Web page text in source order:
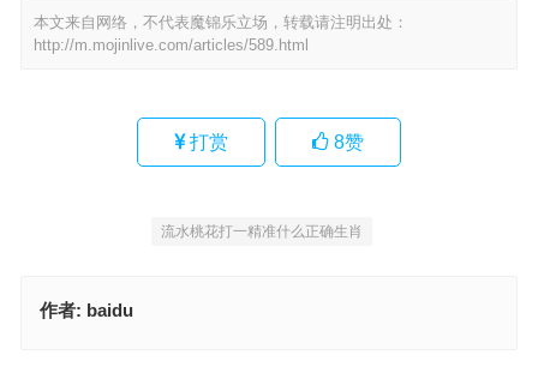
本文来自网络，不代表魔锦乐立场，转载请注明出处：
http://m.mojinlive.com/articles/589.html
打赏 8赞
流水桃花打一精准什么正确生肖
作者: baidu